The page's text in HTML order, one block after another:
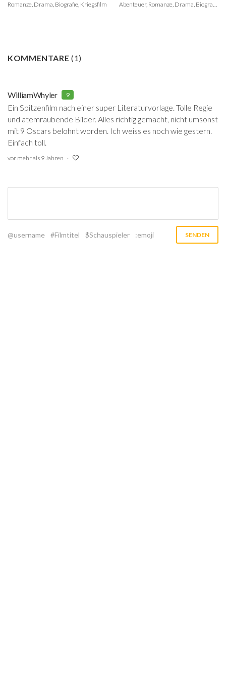
Romanze, Drama, Biografie, Kriegsfilm Abenteuer, Romanze, Drama, Biografie
KOMMENTARE(1)
WilliamWhyler 9
Ein Spitzenfilm nach einer super Literaturvorlage. Tolle Regie
und atemraubende Bilder. Alles richtig gemacht, nicht umsonst
mit 9 Oscars belohnt worden. Ich weiss es noch wie gestern.
Einfach toll.
vor mehr als 9 Jahren
@username #Filmtitel $Schauspieler :emoji